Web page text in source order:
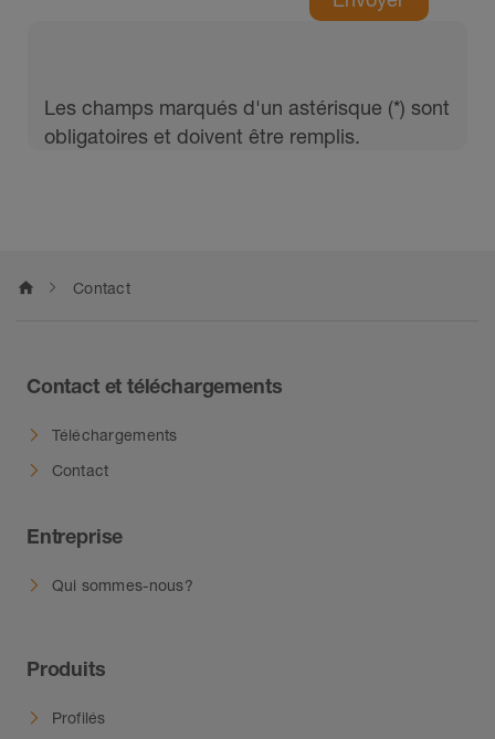
home Contact
Contact et téléchargements
Téléchargements
Contact
Entreprise
Qui sommes-nous?
Produits
Profilés